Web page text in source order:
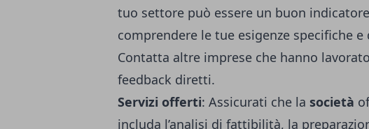
tuo settore può essere un buon
comprendere le tue esigenze specifiche
Contatta altre imprese che hanno
feedback diretti.
Servizi offerti: Assicurati che la società
includa l’analisi di fattibilità, la